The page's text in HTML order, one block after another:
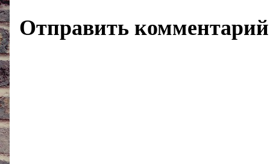
Отправить комментарий